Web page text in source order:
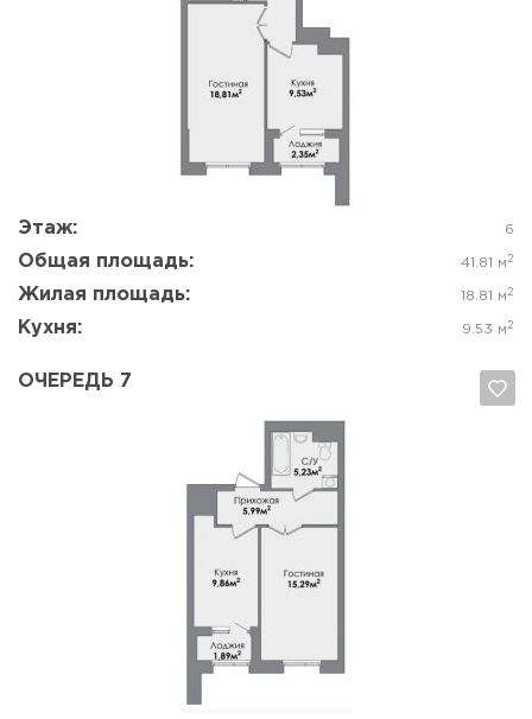
Этаж: 6
Общая площадь: 41.81 м 2
Жилая площадь: 18.81 м 2
Кухня: 9.53 м 2
ОЧЕРЕДЬ 7
Да, удалить